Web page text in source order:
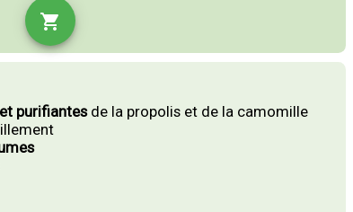
shopping_cart
purifiantesde la propolis et de la camomille